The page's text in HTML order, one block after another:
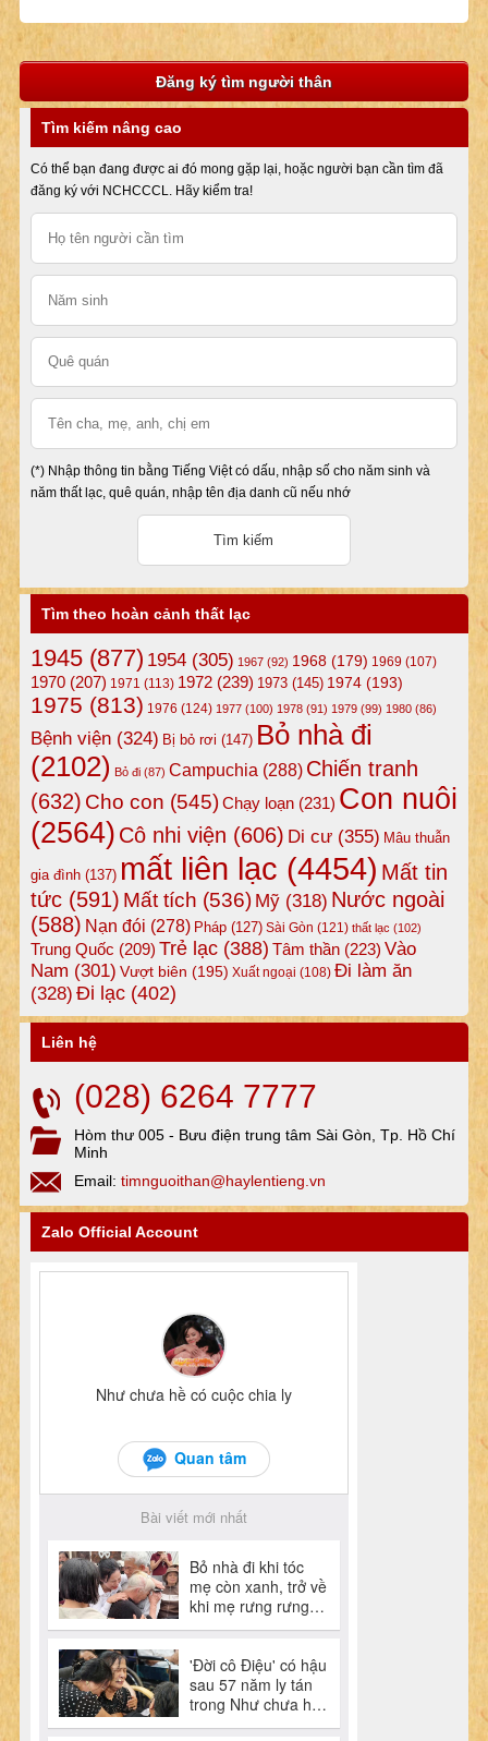
Đăng ký tìm người thân
Tìm kiếm nâng cao
Có thể bạn đang được ai đó mong gặp lại, hoặc người bạn cần tìm đã
đăng ký với NCHCCCL. Hãy kiểm tra!
(*) Nhập thông tin bằng Tiếng Việt có dấu, nhập số cho năm sinh và
năm thất lạc, quê quán, nhập tên địa danh cũ nếu nhớ
Tìm theo hoàn cảnh thất lạc
1945(877) 1954(305) 1967(92) 1968(179) 1969 (107)
1970(207) 1971 (113) 1972(239) 1973(145) 1974(193)
1975 (813) 1976 (124) 1977(100) 1978(91) 1979(99) 1980(86)
Bệnh viện(324) Bị bỏ rơi (147) Bỏ nhà đi
(2102) Bỏ đi(87) Campuchia (288) Chiến tranh
(632) Cho con (545)Chạy loạn(231) Con nuôi
(2564) Cô nhi viện (606) Di cư(355) Mâu thuẫn
gia đình(137) mất liên lạc (4454) Mất tin
tức(591) Mất tích (536) Mỹ(318) Nước ngoài
(588) Nạn đói (278) Pháp(127) Sài Gòn (121) thất lạc (102)
Trung Quốc (209) Trẻ lạc(388) Tâm thần(223) Vào
Nam (301) Vượt biên (195) Xuất ngoại (108) Đi làm ăn
(328) Đi lạc(402)
Liên hệ
(028) 6264 7777
Hòm thư 005 - Bưu điện trung tâm Sài Gòn, Tp. Hồ Chí
Minh
Email: timnguoithan@haylentieng.vn
Zalo Official Account